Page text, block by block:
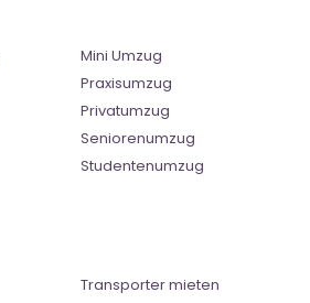
Mini Umzug
Praxisumzug
Privatumzug
Seniorenumzug
Studentenumzug
Transporter mieten